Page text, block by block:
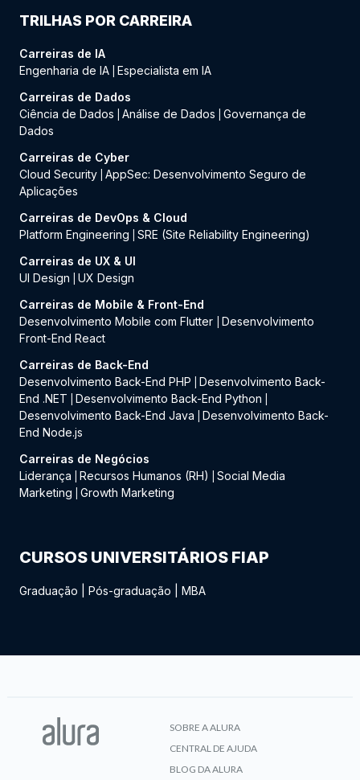
TRILHAS POR CARREIRA
Carreiras de IA
Engenharia de IA Especialista em IA
Carreiras de Dados
Ciência de Dados
Análise de Dados
Governança de
Dados
Carreiras de Cyber
Cloud Security AppSec: Desenvolvimento Seguro de
Aplicações
Carreiras de DevOps & Cloud
Platform Engineering
SRE (Site Reliability Engineering)
Carreiras de UX & UI
UI Design
UX Design
Carreiras de Mobile & Front-End
Desenvolvimento Mobile com Flutter
Desenvolvimento
Front-End React
Carreiras de Back-End
Desenvolvimento Back-End PHP
Desenvolvimento Back-
End .NET
Desenvolvimento Back-End Python
Desenvolvimento Back-End Java
Desenvolvimento Back-
End Node.js
Carreiras de Negócios
Liderança
Recursos Humanos (RH)
Social Media
Marketing
Growth Marketing
CURSOS UNIVERSITÁRIOS FIAP
Graduação Pós-graduação MBA
SOBRE A ALURA
CENTRAL DE AJUDA
BLOG DA ALURA